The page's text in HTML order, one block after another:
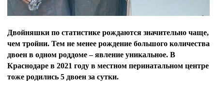
Двойняшки по статистике рождаются значительно чаще,
чем тройни. Тем не менее рождение большого количества
двоен в одном роддоме – явление уникальное. В
Краснодаре в 2021 году в местном перинатальном центре
тоже родились 5 двоен за сутки.